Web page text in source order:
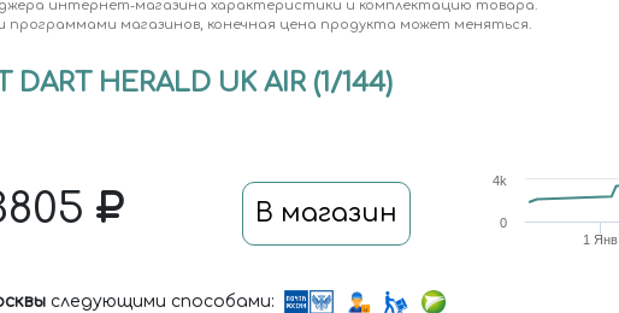
интернет-магазина характеристики и комплектацию товара.
программами магазинов, конечная цена продукта может меняться.
HERALD UK AIR (1/144)
В магазин
1 Янв
0
4k
следующими способами: